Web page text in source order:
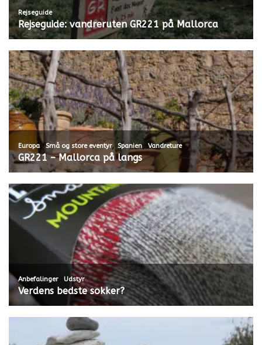
Rejseguide
Rejseguide: vandreruten GR221 på Mallorca
Europa, Små og store eventyr, Spanien, Vandreture
GR221 – Mallorca på langs
Anbefalinger, Udstyr
Verdens bedste sokker?